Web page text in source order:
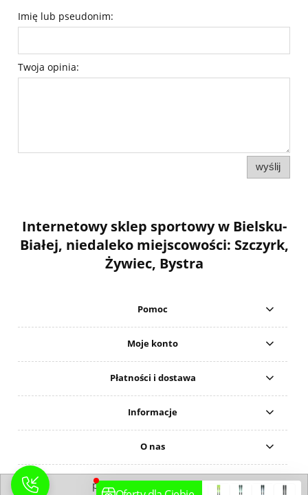
Imię lub pseudonim:
Twoja opinia:
wyślij
Internetowy sklep sportowy w Bielsku-
Białej, niedaleko miejscowości: Szczyrk,
Żywiec, Bystra
Pomoc
Moje konto
Płatności i dostawa
Informacje
O nas
pokaż pełną wersję strony